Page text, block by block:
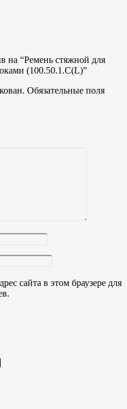
на “Ремень стяжной для
(100.50.1.С(L)”
Обязательные поля
сайта в этом браузере для